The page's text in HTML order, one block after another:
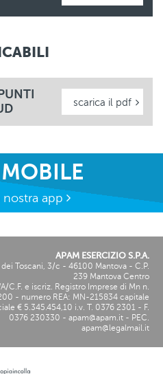
scarica il pdf
nostra app
APAM ESERCIZIO S.P.A.
dei Toscani, 3/c - 46100 Mantova - C.P.
239 Mantova Centro
C.F. e iscriz. Registro Imprese di Mn n.
- numero REA: MN-215834 capitale
€ 5.345.454,10 i.v. T. 0376 2301 - F.
0376 230330 - apam@apam.it - PEC.
apam@legalmail.it